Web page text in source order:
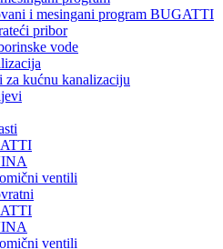
i mesingani program BUGATTI
pribor
vode
za kućnu kanalizaciju
ventili
ventili